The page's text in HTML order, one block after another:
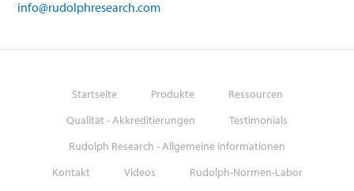
info@rudolphresearch.com
Startseite Produkte
Ressourcen
Qualität - Akkreditierungen
Testimonials
Rudolph Research - Allgemeine Informationen
Kontakt
Videos
Rudolph-Normen-Labor